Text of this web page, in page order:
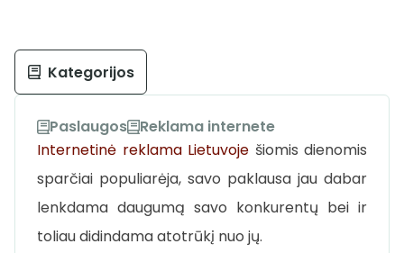
Paslaugos
Reklama internete
Internetinė reklama Lietuvoje šiomis dienomis
sparčiai populiarėja, savo paklausa jau dabar
lenkdama daugumą savo konkurentų bei ir
toliau didindama atotrūkį nuo jų.
Kategorijos